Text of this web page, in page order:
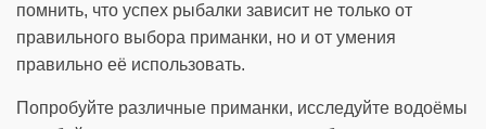
помнить, что успех рыбалки зависит не только от
правильного выбора приманки, но и от умения
правильно её использовать.
Попробуйте различные приманки, исследуйте водоёмы